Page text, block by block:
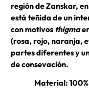
región de Zanskar,
está teñida de un
con motivos thigma
(rosa, rojo, naranja,
partes diferentes y
de consevación.
Material: